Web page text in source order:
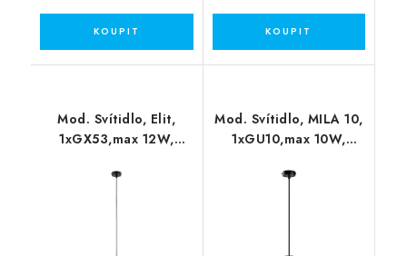
Mod. Svítidlo, Elit,
1xGX53,max 12W,
Mod. Svítidlo, MILA 10,
1xGU10,max 10W,